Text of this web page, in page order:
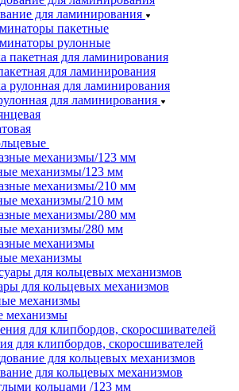
для ламинирования
пакетные
рулонные
для ламинирования
для ламинирования
механизмы/123 мм
механизмы/210 мм
механизмы/280 мм
механизмы
для кольцевых механизмов
механизмы
для клипбордов, скоросшивателей
для кольцевых механизмов